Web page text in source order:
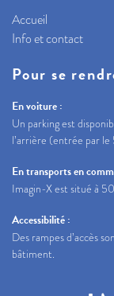
Accueil
Info et contact
Pour se
En voiture :
Un parking est
l’arrière (entrée par le
En transports en
Imagin-X est situé à
Accessibilité :
Des rampes d’accès
bâtiment.